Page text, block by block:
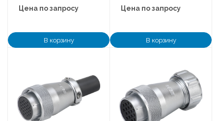
Цена по запросу
В корзину
Цена по запросу
В корзину